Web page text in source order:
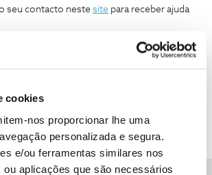
cookies
nos proporcionar lhe uma
personalizada e segura.
e/ou ferramentas similares nos
aplicações que são necessários
seu contacto neste site para receber ajuda
mais úteis. Siga o perfil para acompanhar
do Fórum NOS.